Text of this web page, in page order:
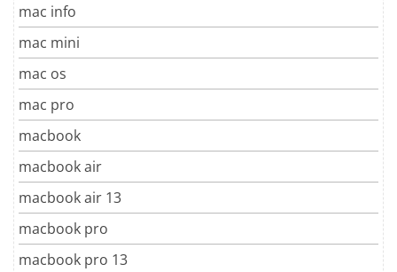
mac info
mac mini
mac os
mac pro
macbook
macbook air
macbook air 13
macbook pro
macbook pro 13